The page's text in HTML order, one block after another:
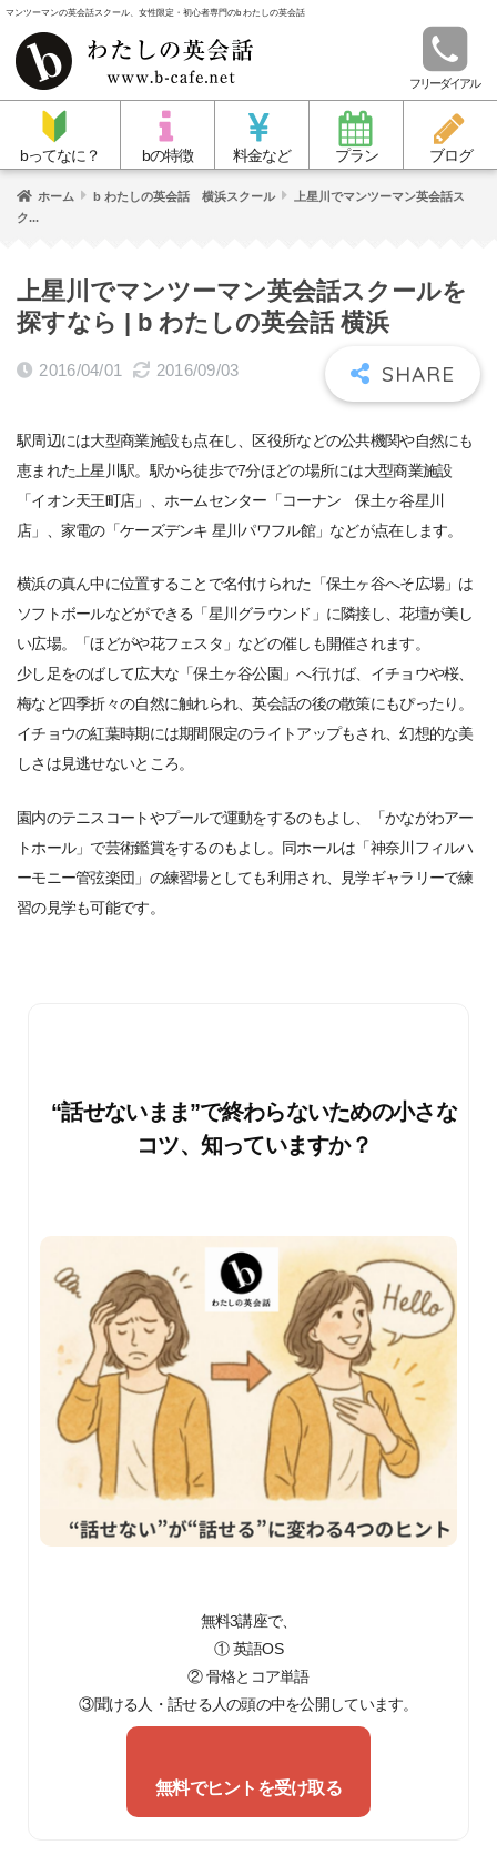
マンツーマンの英会話スクール、女性限定・初心者専門のb わたしの英会話
フリーダイアル
bってなに？ bの特徴 料金など プラン ブログ
ホーム b わたしの英会話 横浜スクール
上星川でマンツーマン英会話ス
ク...
上星川でマンツーマン英会話スクールを
探すなら | b わたしの英会話 横浜
2016/04/01 2016/09/03
駅周辺には大型商業施設も点在し、区役所などの公共機関や自然にも
恵まれた上星川駅。駅から徒歩で7分ほどの場所には大型商業施設
「イオン天王町店」、ホームセンター「コーナン 保土ヶ谷星川
店」、家電の「ケーズデンキ 星川パワフル館」などが点在します。
横浜の真ん中に位置することで名付けられた「保土ヶ谷へそ広場」は
ソフトボールなどができる「星川グラウンド」に隣接し、花壇が美し
い広場。「ほどがや花フェスタ」などの催しも開催されます。
少し足をのばして広大な「保土ヶ谷公園」へ行けば、イチョウや桜、
梅など四季折々の自然に触れられ、英会話の後の散策にもぴったり。
イチョウの紅葉時期には期間限定のライトアップもされ、幻想的な美
しさは見逃せないところ。
園内のテニスコートやプールで運動をするのもよし、「かながわアー
トホール」で芸術鑑賞をするのもよし。同ホールは「神奈川フィルハ
ーモニー管弦楽団」の練習場としても利用され、見学ギャラリーで練
習の見学も可能です。
“話せないまま”で終わらないための小さな
コツ、知っていますか？
無料3講座で、
① 英語OS
② 骨格とコア単語
③聞ける人・話せる人の頭の中を公開しています。
無料でヒントを受け取る